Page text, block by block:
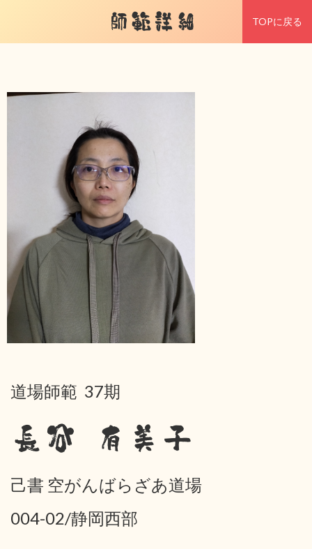
師範詳細 TOPに戻る
道場師範 37期
長谷 有美子
己書 空がんばらざあ道場
004-02/静岡西部